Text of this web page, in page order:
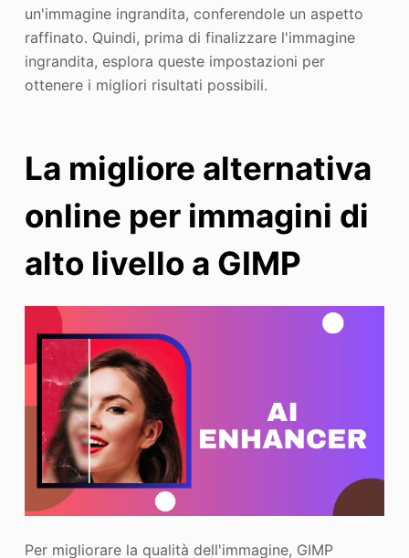
un'immagine ingrandita, conferendole un aspetto
raffinato. Quindi, prima di finalizzare l'immagine
ingrandita, esplora queste impostazioni per
ottenere i migliori risultati possibili.
La migliore alternativa
online per immagini di
alto livello a GIMP
Per migliorare la qualità dell'immagine, GIMP